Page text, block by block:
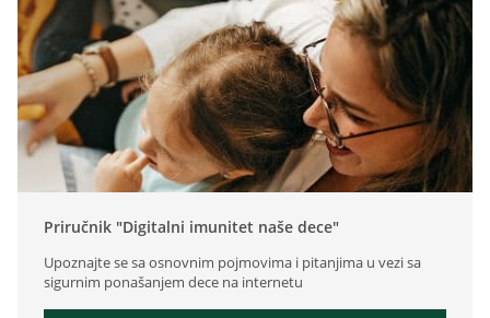
Priručnik "Digitalni imunitet naše dece"
Upoznajte se sa osnovnim pojmovima i pitanjima u vezi sa
sigurnim ponašanjem dece na internetu